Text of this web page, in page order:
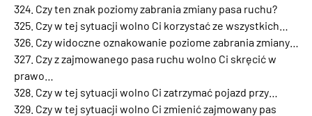
Czy ten znak poziomy zabrania zmiany pasa ruchu?
Czy w tej sytuacji wolno Ci korzystać ze wszystkich…
Czy widoczne oznakowanie poziome zabrania zmiany…
Czy z zajmowanego pasa ruchu wolno Ci skręcić w
prawo…
Czy w tej sytuacji wolno Ci zatrzymać pojazd przy…
Czy w tej sytuacji wolno Ci zmienić zajmowany pas